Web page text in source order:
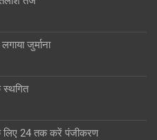
जुर्माना
स्थगित
के लिए 24 तक करें पंजीकरण